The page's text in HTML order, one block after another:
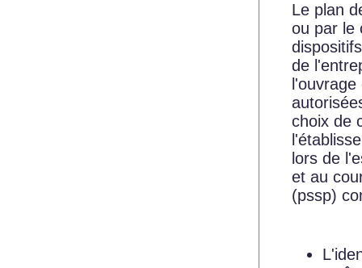
Le plan
ou par le
de
choix de
lors de
et au
(pssp)